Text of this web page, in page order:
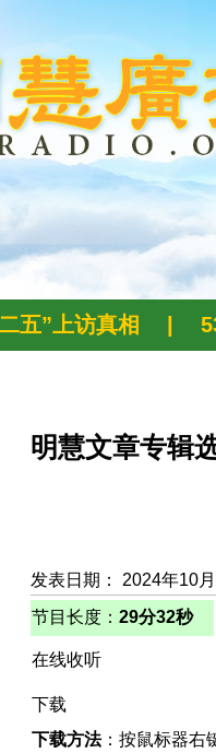
五”上访真相
明慧文章专辑
发表日期： 2024年10
节目长度： 29分32秒
在线收听
下载
下载方法：按鼠标器右